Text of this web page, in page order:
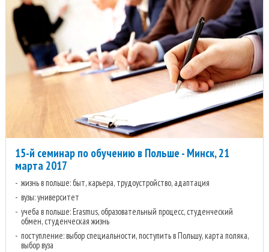
15-й семинар по обучению в Польше - Минск, 21
марта 2017
жизнь в польше: быт, карьера, трудоустройство, адаптация
вузы: университет
учеба в польше: Erasmus, образовательный процесс, студенческий
обмен, студенческая жизнь
поступление: выбор специальности, поступить в Польшу, карта поляка,
выбор вуза